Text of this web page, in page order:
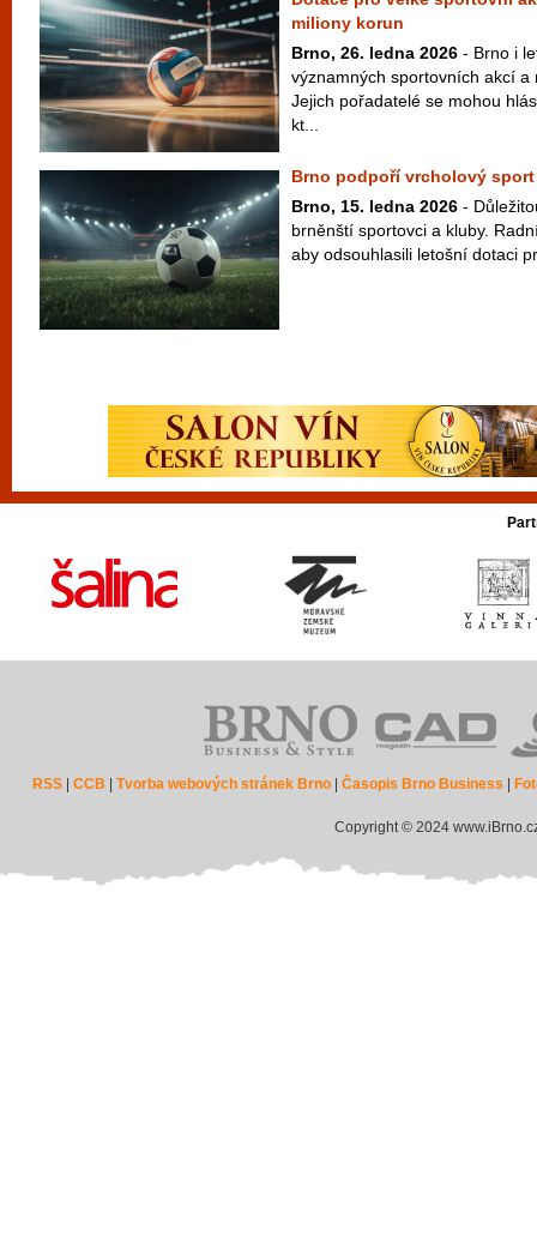
miliony korun
Brno, 26. ledna 2026 - Brno i
významných sportovních akcí
Jejich pořadatelé se mohou
kt...
Brno podpoří vrcholový
Brno, 15. ledna 2026 -
brněnští sportovci a kluby.
aby odsouhlasili letošní dotaci
RSS |CCB |Tvorba webových stránek Brno |Časopis Brno Business
Copyright © 2024